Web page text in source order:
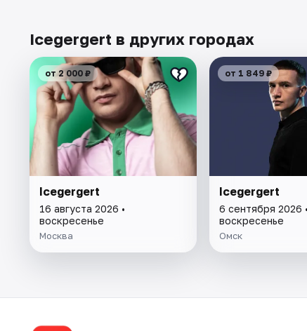
Icegergert в других городах
от 2 000 ₽
Icegergert
16 августа 2026 •
воскресенье
Москва
от 1 849 ₽
Icegergert
6 сентября 2026 •
воскресенье
Омск